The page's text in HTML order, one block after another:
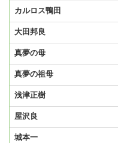
カルロス鴨田
大田邦良
真夢の母
真夢の祖母
浅津正樹
屋沢良
城本一